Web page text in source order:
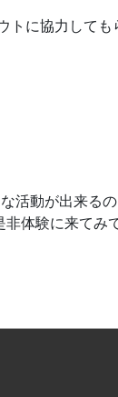
トに協力して
活動が出来る
体験に来てみ